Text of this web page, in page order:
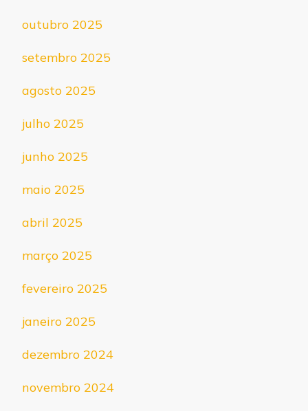
outubro 2025
setembro 2025
agosto 2025
julho 2025
junho 2025
maio 2025
abril 2025
março 2025
fevereiro 2025
janeiro 2025
dezembro 2024
novembro 2024